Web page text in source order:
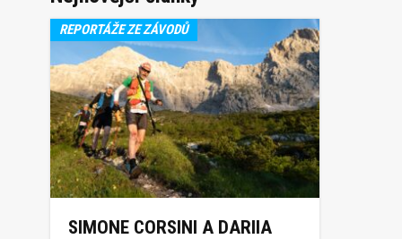
REPORTÁŽE ZE ZÁVODŮ
SIMONE CORSINI A DARIIA